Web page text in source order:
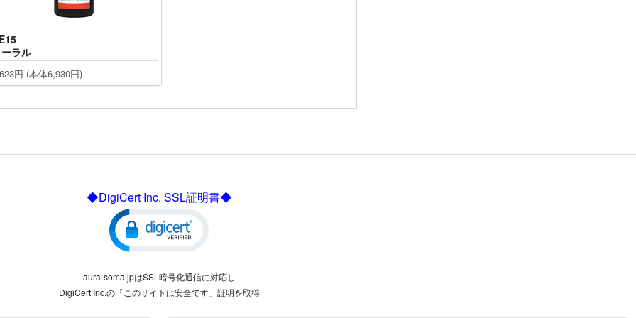
ラル
円 (本体6,930円)
◆DigiCert Inc. SSL証明書◆
aura-soma.jpはSSL暗号化通信に対応し
DigiCert Inc.の「このサイトは安全です」証明を取得